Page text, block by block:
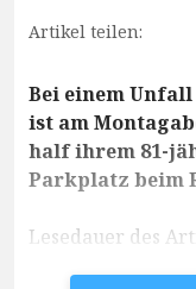
Artikel teilen:
Bei einem
ist am
half ihrem 81-
Parkplatz beim
Lesedauer des